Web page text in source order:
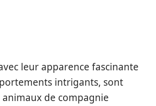
leur apparence fascinante
intrigants, sont
animaux de compagnie